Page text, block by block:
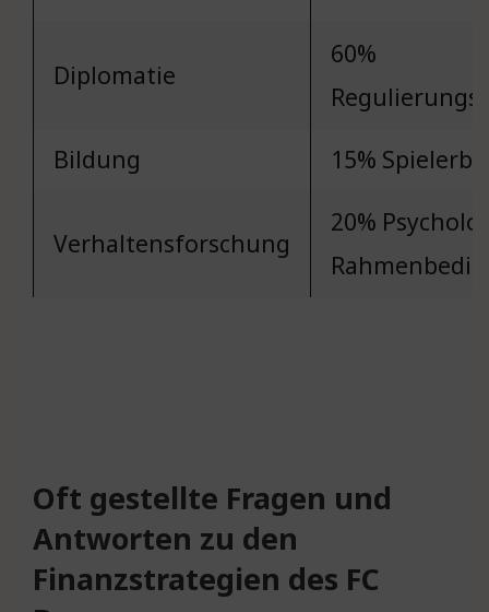
Diplomatie
60%
Bildung
15%
Verhaltensforschung
20%
Oft gestellte Fragen und
Antworten zu den
Finanzstrategien des FC